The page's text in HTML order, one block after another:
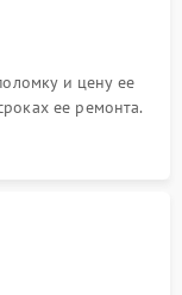
и цену ее
ее ремонта.